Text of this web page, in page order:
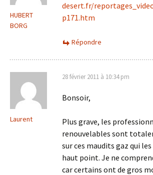
HUBERT
BORG
desert.fr/
p171.htm
Répondre
Laurent
28 février 2011 à 10:34 pm
Bonsoir,
Plus grave, les
renouvelables sont
sur ces maudits gaz qui
haut point. Je ne
car certains ont de gros